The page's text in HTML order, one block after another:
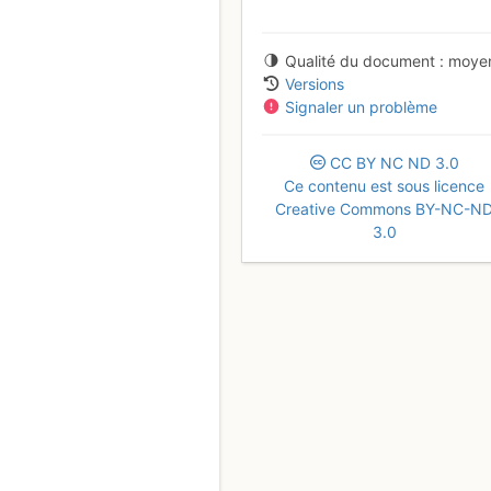
Qualité du document
Versions
Signaler un problème
CC BY NC ND 3.0
Ce contenu est sous licence
Creative Commons BY-NC-
3.0